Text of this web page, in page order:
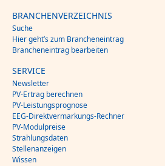
BRANCHENVERZEICHNIS
Suche
Hier geht’s zum Brancheneintrag
Brancheneintrag bearbeiten
SERVICE
Newsletter
PV-Ertrag berechnen
PV-Leistungsprognose
EEG-Direktvermarkungs-Rechner
PV-Modulpreise
Strahlungsdaten
Stellenanzeigen
Wissen